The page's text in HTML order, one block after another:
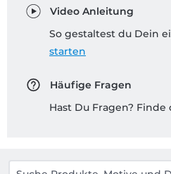
Video Anleitung
So gestaltest du Dein
starten
Häufige Fragen
Hast Du Fragen?